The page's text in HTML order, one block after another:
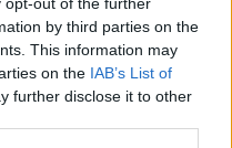
by third parties on the
This information may
on the IAB’s List of
further disclose it to other